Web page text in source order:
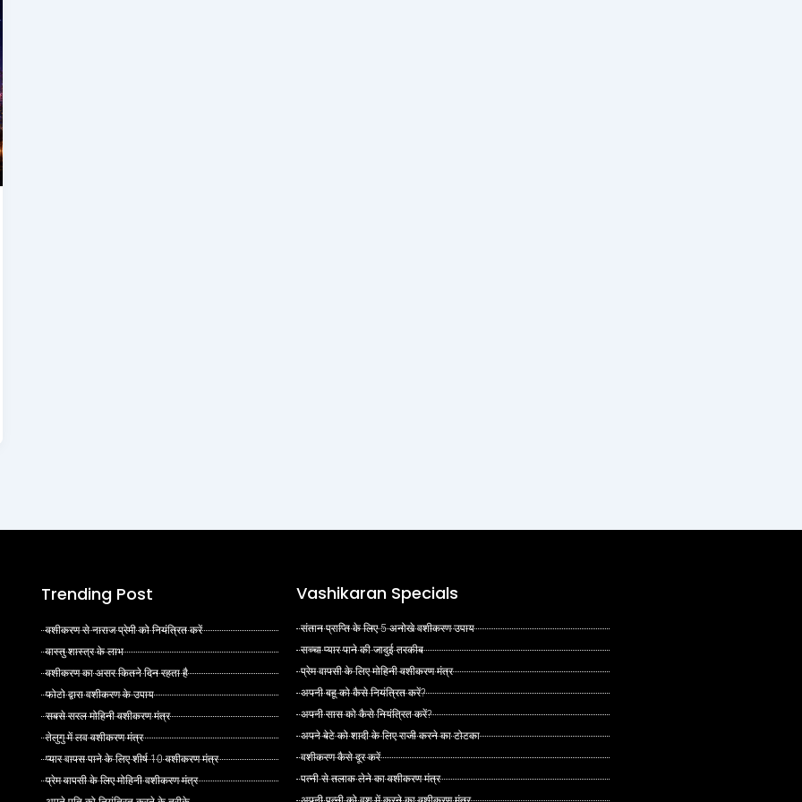
Trending Post
वशीकरण से नाराज प्रेमी को नियंत्रित करें
वास्तु शास्त्र के लाभ
वशीकरण का असर कितने दिन रहता है
फोटो द्वारा वशीकरण के उपाय
सबसे सरल मोहिनी वशीकरण मंत्र
तेलुगु में लव वशीकरण मंत्र
प्यार वापस पाने के लिए शीर्ष 10 वशीकरण मंत्र
प्रेम वापसी के लिए मोहिनी वशीकरण मंत्र
Vashikaran Specials
संतान प्राप्ति के लिए 5 अनोखे वशीकरण उपाय
सच्चा प्यार पाने की जादुई तरकीब
प्रेम वापसी के लिए मोहिनी वशीकरण मंत्र
अपनी बहू को कैसे नियंत्रित करें?
अपनी सास को कैसे नियंत्रित करें?
अपने बेटे को शादी के लिए राजी करने का टोटका
वशीकरण कैसे दूर करें
पत्नी से तलाक लेने का वशीकरण मंत्र